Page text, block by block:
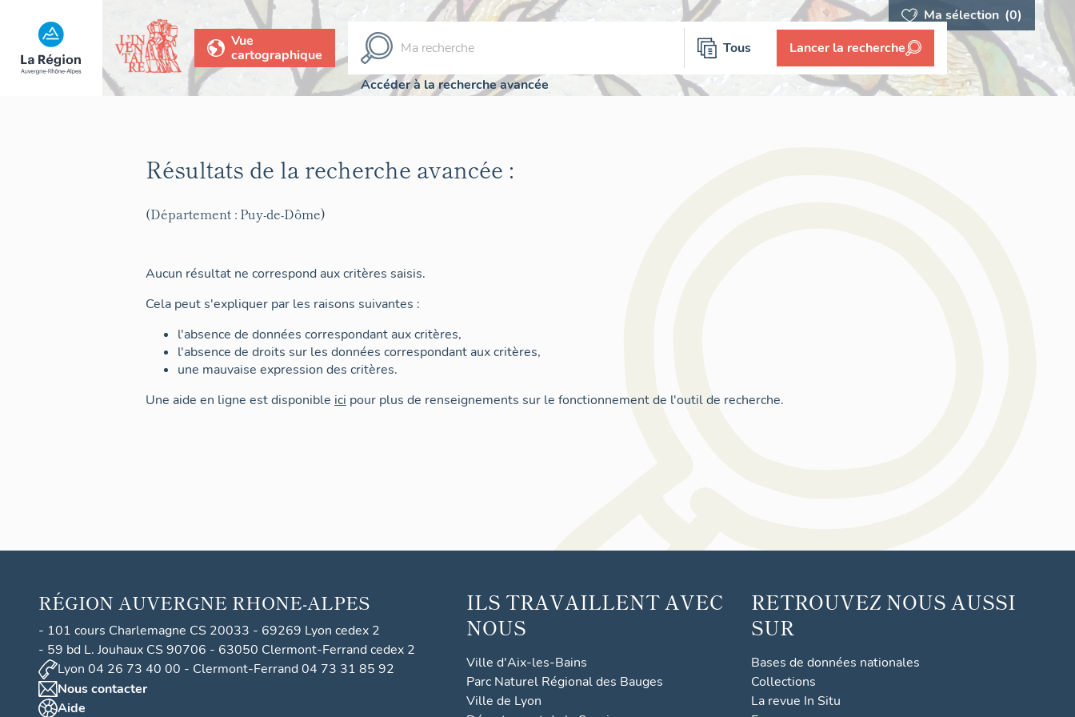
Ma sélection (0)
Vue
cartographique
Tous Lancer la recherche
Accéder à la recherche avancée
Résultats de la recherche avancée :
(Département : Puy-de-Dôme)
Aucun résultat ne correspond aux critères saisis.
Cela peut s'expliquer par les raisons suivantes :
l'absence de données correspondant aux critères,
l'absence de droits sur les données correspondant aux critères,
une mauvaise expression des critères.
Une aide en ligne est disponible ici pour plus de renseignements sur le fonctionnement de l'outil de recherche.
RÉGION AUVERGNE RHONE-ALPES
- 101 cours Charlemagne CS 20033 - 69269 Lyon cedex 2
- 59 bd L. Jouhaux CS 90706 - 63050 Clermont-Ferrand cedex 2
Lyon 04 26 73 40 00 - Clermont-Ferrand 04 73 31 85 92
Nous contacter
Aide
ILS TRAVAILLENT AVEC
NOUS
Ville d'Aix-les-Bains
Parc Naturel Régional des Bauges
Ville de Lyon
RETROUVEZ NOUS AUSSI
SUR
Bases de données nationales
Collections
La revue In Situ